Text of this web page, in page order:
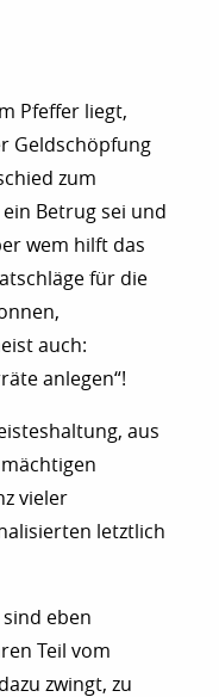
Pfeffer liegt,
Geldschöpfung
zum
Betrug sei und
wem hilft das
für die
auch:
anlegen“!
aus
vieler
letztlich
eben
Teil vom
zwingt, zu